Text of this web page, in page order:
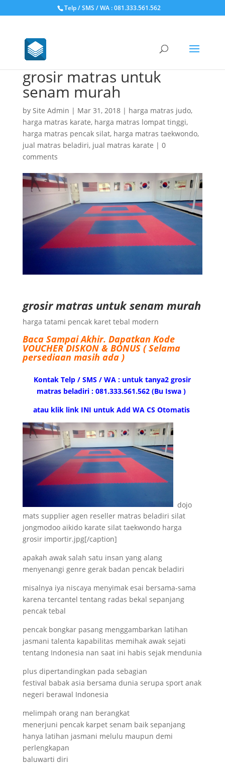
Telp / SMS / WA : 081.333.561.562
grosir matras untuk
senam murah
by Site Admin | Mar 31, 2018| harga matras judo,
harga matras karate, harga matras lompat tinggi,
harga matras pencak silat, harga matras taekwondo,
jual matras beladiri, jual matras karate | 0
comments
grosir matras untuk senam murah
harga tatami pencak karet tebal modern
Baca Sampai Akhir. Dapatkan Kode
VOUCHER DISKON & BONUS ( Selama
persediaan masih ada )
Kontak Telp / SMS / WA : untuk tanya2 grosir
matras beladiri : 081.333.561.562 (Bu Iswa )
atau klik link INI untuk Add WA CS Otomatis
dojo
mats supplier agen reseller matras beladiri silat
jongmodoo aikido karate silat taekwondo harga
grosir importir.jpg[/caption]
apakah awak salah satu insan yang alang
menyenangi genre gerak badan pencak beladiri
misalnya iya niscaya menyimak esai bersama-sama
karena tercantel tentang radas bekal sepanjang
pencak tebal
pencak bongkar pasang menggambarkan latihan
jasmani talenta kapabilitas memihak awak sejati
tentang Indonesia nan saat ini habis sejak mendunia
plus dipertandingkan pada sebagian
festival babak asia bersama dunia serupa sport anak
negeri berawal Indonesia
melimpah orang nan berangkat
menerjuni pencak karpet senam baik sepanjang
hanya latihan jasmani melulu maupun demi
perlengkapan
baluwarti diri